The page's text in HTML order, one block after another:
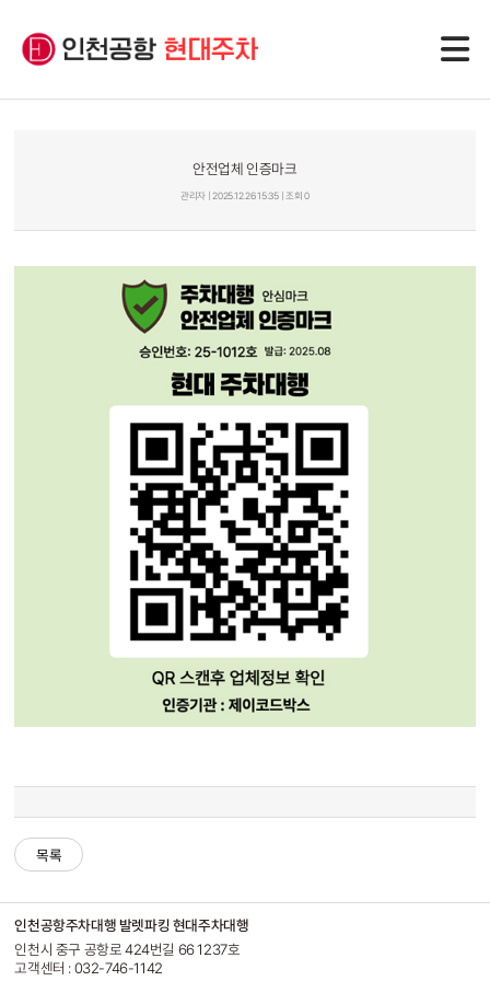
안전업체 인증마크
관리자 | 2025.12.26 15:35 | 조회 0
목록
인천공항주차대행 발렛파킹 현대주차대행
인천시 중구 공항로 424번길 66 1237호
고객센터 : 032-746-1142